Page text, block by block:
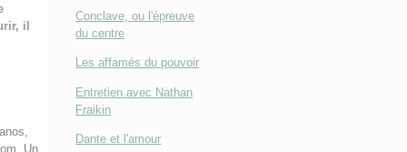
il
Un
Conclave, ou l'épreuve
du centre
Les affamés du pouvoir
Entretien avec Nathan
Fraikin
Dante et l'amour